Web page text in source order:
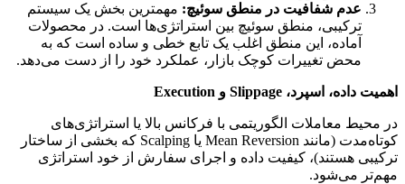
عدم شفافیت در منطق سوئیچ: مهمترین بخش یک سیستم
ترکیبی، منطق سوئیچ بین استراتژی‌ها است. در محصولات
آماده، این منطق اغلب یک تابع خطی و ساده است که به
محض تغییرات کوچک بازار، عملکرد خود را از دست می‌دهد.
اهمیت داده، اسپرد، Slippage و Execution
در محیط معاملات الگوریتمی با فرکانس بالا یا استراتژی‌های
کوتاه‌مدت (مانند Mean Reversion یا Scalping که بخشی از ساختار
ترکیبی هستند)، کیفیت داده و اجرای سفارش از خود استراتژی
مهم‌تر می‌شود.